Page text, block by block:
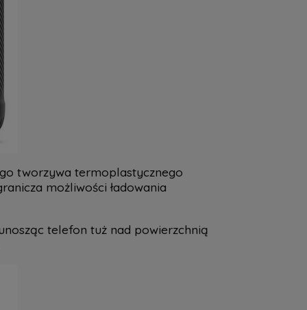
tworzywa termoplastycznego
możliwości ładowania
telefon tuż nad powierzchnią